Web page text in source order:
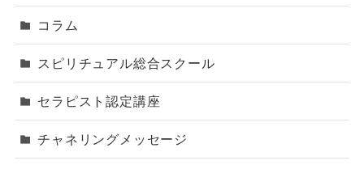
コラム
スピリチュアル総合スクール
セラピスト認定講座
チャネリングメッセージ